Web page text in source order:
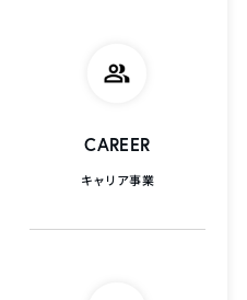
CAREER
キャリア事業